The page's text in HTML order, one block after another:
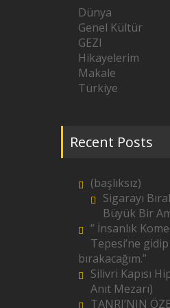
Dünya
Genel Kültür
GEZI
Hikayelerim
Makale
Türkiye
Recent Posts
(başlıksız)
Sigarayı
Büyük Bir
” İnsanlık
Tepesi’ne
bırakacağım.”
Silivri Kapısı
Anıt Mezarı)
TANRI’NIN